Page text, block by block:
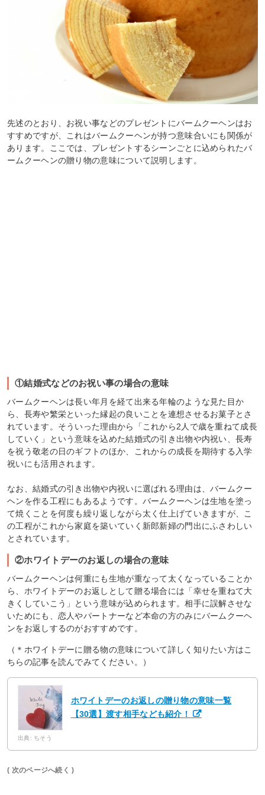
先述のとおり、お祝い事などのプレゼントにバームクーヘンはお
すすめですが、これはバームクーヘンが持つ意味合いにも関係が
あります。ここでは、プレゼントするシーンごとに込められたバ
ームクーヘンの贈り物の意味について説明します。
①結婚式などのお祝い事の場合の意味
バームクーヘンは長い年月を経て出来る年輪のような見た目か
ら、長寿や繁栄といった縁起の良いことを連想させるお菓子とさ
れています。そういった理由から「これから2人で歳を重ねて成長
していく」という意味を込めた結婚式の引き出物や内祝い、長寿
を祝う敬老の日のギフトのほか、これからの成長を期待する入学
祝いにも活用されます。
なお、結婚式の引き出物や内祝いに選ばれる理由は、バームクー
ヘンを作る工程にもあるようです。バームクーヘンは生地を塗っ
て焼くことを何度も繰り返しながら太く仕上げていきますが、こ
の工程がこれから家庭を築いていく新郎新婦の門出にふさわしい
とされています。
②ホワイトデーのお返しの場合の意味
バームクーヘンは何重にも生地が重なって太くなっていることか
ら、ホワイトデーのお返しとして贈る場合には「幸せを重ねて大
きくしていこう」という意味が込められます。相手に誤解させな
いためにも、恋人やパートナーなど本命の方のみにバームクーヘ
ンをお返しするのがおすすめです。
（＊ホワイトデーに贈る物の意味について詳しく知りたい方はこ
ちらの記事を読んでみてください。）
ホワイトデーのお返しの贈り物の意味一覧
【30選】渡す相手なども紹介！
出典: ちそう
( 次のページへ続く )